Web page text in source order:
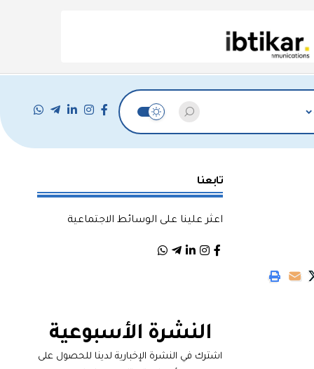
تابعنا
اعثر علينا على الوسائط الاجتماعية
النشرة الأسبوعية
اشترك في النشرة الإخبارية لدينا للحصول على